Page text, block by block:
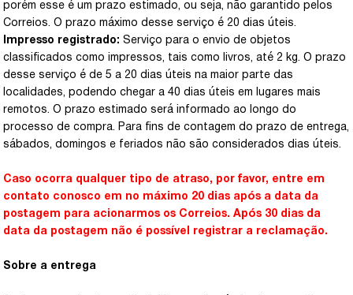
porém esse é um prazo estimado, ou seja, não garantido pelos
Correios. O prazo máximo desse serviço é 20 dias úteis.
Impresso registrado: Serviço para o envio de objetos
classificados como impressos, tais como livros, até 2 kg. O prazo
desse serviço é de 5 a 20 dias úteis na maior parte das
localidades, podendo chegar a 40 dias úteis em lugares mais
remotos. O prazo estimado será informado ao longo do
processo de compra. Para fins de contagem do prazo de entrega,
sábados, domingos e feriados não são considerados dias úteis.
Caso ocorra qualquer tipo de atraso, por favor, entre em
contato conosco em no máximo 20 dias após a data da
postagem para acionarmos os Correios. Após 30 dias da
data da postagem não é possível registrar a reclamação.
Sobre a entrega